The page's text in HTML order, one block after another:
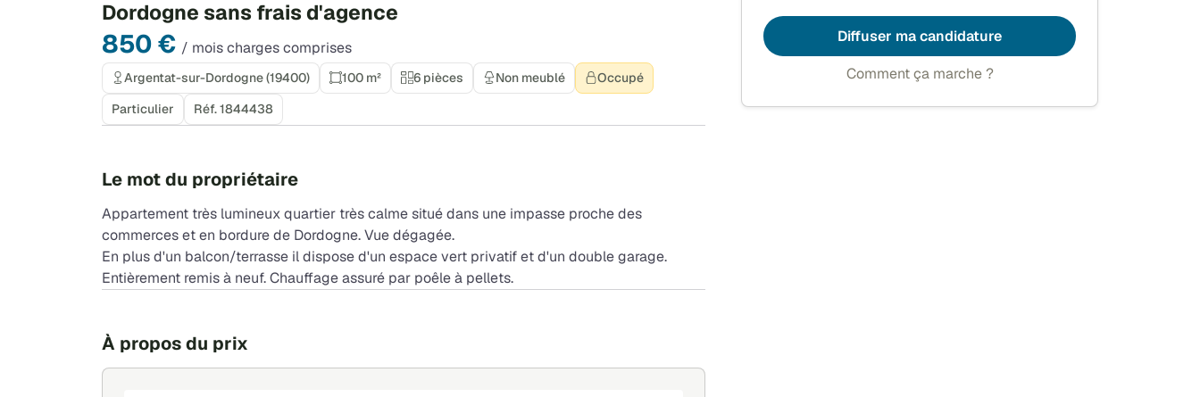
Dordogne sans frais d'agence
850 € / mois charges comprises
Argentat-sur-Dordogne (19400) 100 m² 6 pièces Non meublé
Occupé
Particulier
Réf. 1844438
Le mot du propriétaire
Appartement très lumineux quartier très calme situé dans une impasse proche des
commerces et en bordure de Dordogne. Vue dégagée.
En plus d'un balcon/terrasse il dispose d'un espace vert privatif et d'un double garage.
Entièrement remis à neuf. Chauffage assuré par poêle à pellets.
À propos du prix
Diffuser ma candidature
Comment ça marche ?